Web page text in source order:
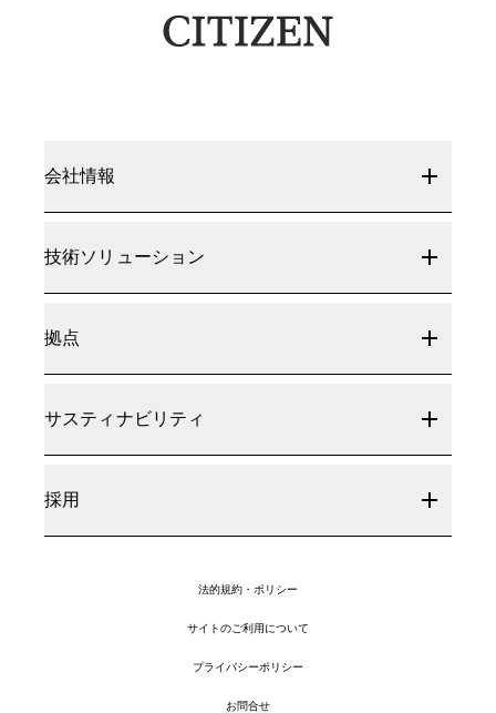
会社情報
技術ソリューション
拠点
サスティナビリティ
採用
法的規約・ポリシー
サイトのご利用について
プライバシーポリシー
お問合せ